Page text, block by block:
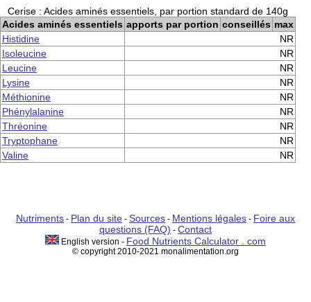
Cerise : Acides aminés essentiels, par portion standard de 140g
Acides aminés essentiels apports par portion conseillés max
Histidine
NR
Isoleucine
NR
Leucine
NR
Lysine
NR
Méthionine
NR
Phénylalanine
NR
Thréonine
NR
Tryptophane
NR
Valine
NR
Nutriments - Plan du site - Sources - Mentions légales - Foire aux
questions (FAQ) - Contact
English version - Food Nutrients Calculator . com
© copyright 2010-2021 monalimentation.org